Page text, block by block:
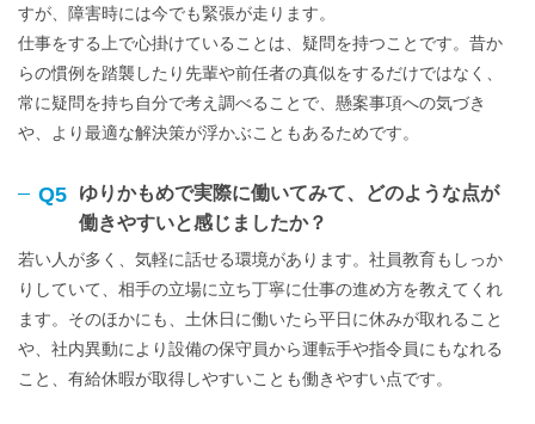
すが、障害時には今でも緊張が走ります。
仕事をする上で心掛けていることは、疑問を持つことです。昔か
らの慣例を踏襲したり先輩や前任者の真似をするだけではなく、
常に疑問を持ち自分で考え調べることで、懸案事項への気づき
や、より最適な解決策が浮かぶこともあるためです。
Q5
ゆりかもめで実際に働いてみて、どのような点が
働きやすいと感じましたか？
若い人が多く、気軽に話せる環境があります。社員教育もしっか
りしていて、相手の立場に立ち丁寧に仕事の進め方を教えてくれ
ます。そのほかにも、土休日に働いたら平日に休みが取れること
や、社内異動により設備の保守員から運転手や指令員にもなれる
こと、有給休暇が取得しやすいことも働きやすい点です。